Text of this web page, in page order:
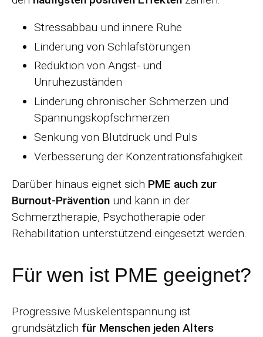
Stressabbau und innere Ruhe
Linderung von Schlafstörungen
Reduktion von Angst- und
Unruhezuständen
Linderung chronischer Schmerzen und
Spannungskopfschmerzen
Senkung von Blutdruck und Puls
Verbesserung der Konzentrationsfähigkeit
Darüber hinaus eignet sich PME auch zur
Burnout-Prävention und kann in der
Schmerztherapie, Psychotherapie oder
Rehabilitation unterstützend eingesetzt werden.
Für wen ist PME geeignet?
Progressive Muskelentspannung ist
grundsätzlich für Menschen jeden Alters